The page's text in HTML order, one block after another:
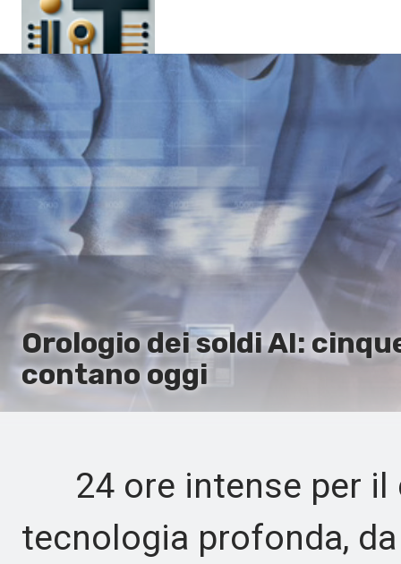
Pagina principale
En
Es
Ru
It
Orologio dei soldi AI:
contano oggi
24 ore intense per il
tecnologia profonda,